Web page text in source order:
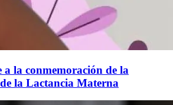
a la conmemoración de la
la Lactancia Materna